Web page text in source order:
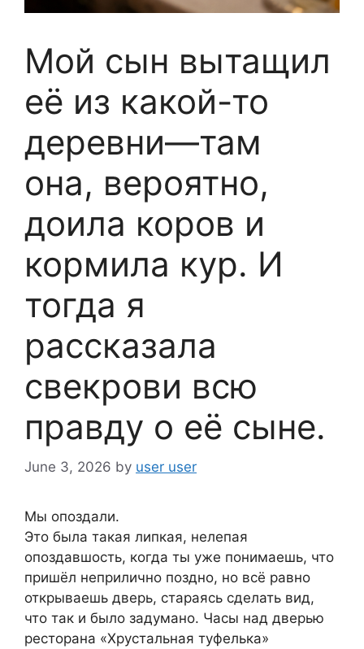
Мой сын вытащил
её из какой-то
деревни—там
она, вероятно,
доила коров и
кормила кур. И
тогда я
рассказала
свекрови всю
правду о её сыне.
June 3, 2026 by user user
Мы опоздали.
Это была такая липкая, нелепая
опоздавшость, когда ты уже понимаешь, что
пришёл неприлично поздно, но всё равно
открываешь дверь, стараясь сделать вид,
что так и было задумано. Часы над дверью
ресторана «Хрустальная туфелька»